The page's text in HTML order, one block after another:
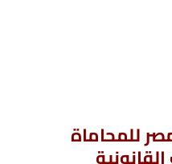
للمحاماة